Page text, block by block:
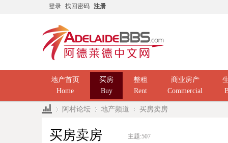
登录 找回密码 注册
地产首页
Home
买房
Buy
整租
Rent
商业房产
Commercial
阿村论坛 地产频道 买房卖房
买房卖房 主题:507